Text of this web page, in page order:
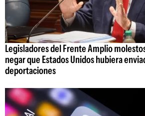
Legisladores del Frente Amplio
negar que Estados Unidos hubiera
deportaciones